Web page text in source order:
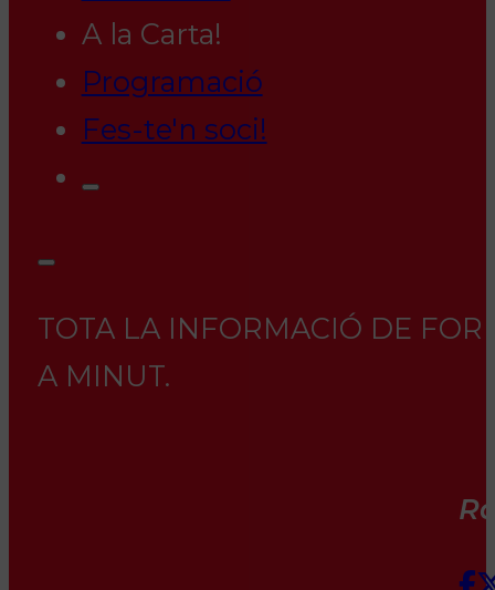
A la Carta!
Programació
Fes-te'n soci!
TOTA LA INFORMACIÓ DE
A MINUT.